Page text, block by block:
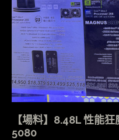
【場料】8.48L 性能
5080